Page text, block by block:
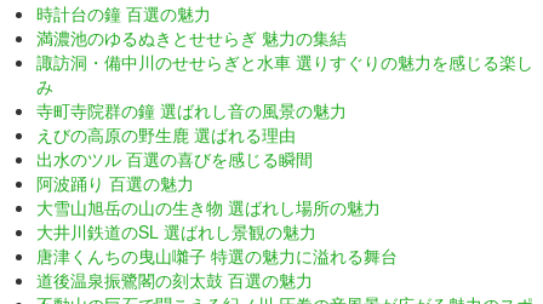
時計台の鐘 百選の魅力
満濃池のゆるぬきとせせらぎ 魅力の集結
諏訪洞・備中川のせせらぎと水車 選りすぐりの魅力を感じる楽し
み
寺町寺院群の鐘 選ばれし音の風景の魅力
えびの高原の野生鹿 選ばれる理由
出水のツル 百選の喜びを感じる瞬間
阿波踊り 百選の魅力
大雪山旭岳の山の生き物 選ばれし場所の魅力
大井川鉄道のSL 選ばれし景観の魅力
唐津くんちの曳山囃子 特選の魅力に溢れる舞台
道後温泉振鷺閣の刻太鼓 百選の魅力